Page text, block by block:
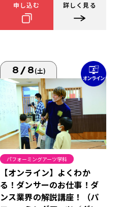
申し込む 詳しく見る
8/8(土)
パフォーミングアーツ学科
【オンライン】よくわか
る！ダンサーのお仕事！ダ
ンス業界の解説講座！（パ